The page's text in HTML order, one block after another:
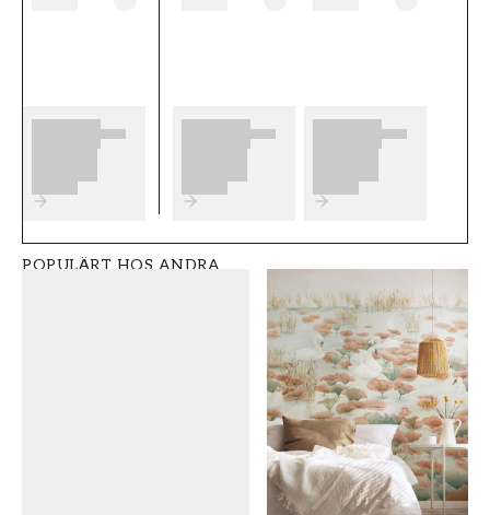
dig bra tips p������ vad som
TAPETTYP
Hall
STIL
Klassisk
HÖJD (m)
10,05
POPULÄRT HOS ANDRA